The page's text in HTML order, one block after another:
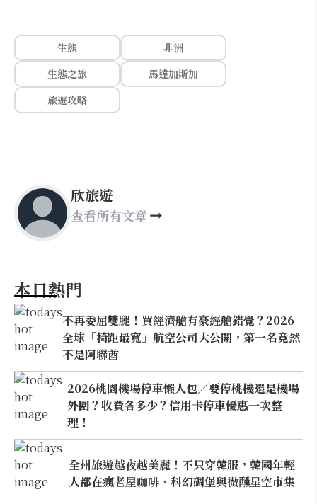
生態
非洲
生態之旅
馬達加斯加
旅遊攻略
欣旅遊
查看所有文章
本日熱門
不再委屈雙腿！買經濟艙有豪經艙錯覺？2026
全球「椅距最寬」航空公司大公開，第一名竟然
不是阿聯酋
2026桃園機場停車懶人包／要停桃機還是機場
外圍？收費各多少？信用卡停車優惠一次整
理！
全州旅遊越夜越美麗！不只穿韓服，韓國年輕
人都在瘋老屋咖啡、科幻碉堡與微醺星空市集